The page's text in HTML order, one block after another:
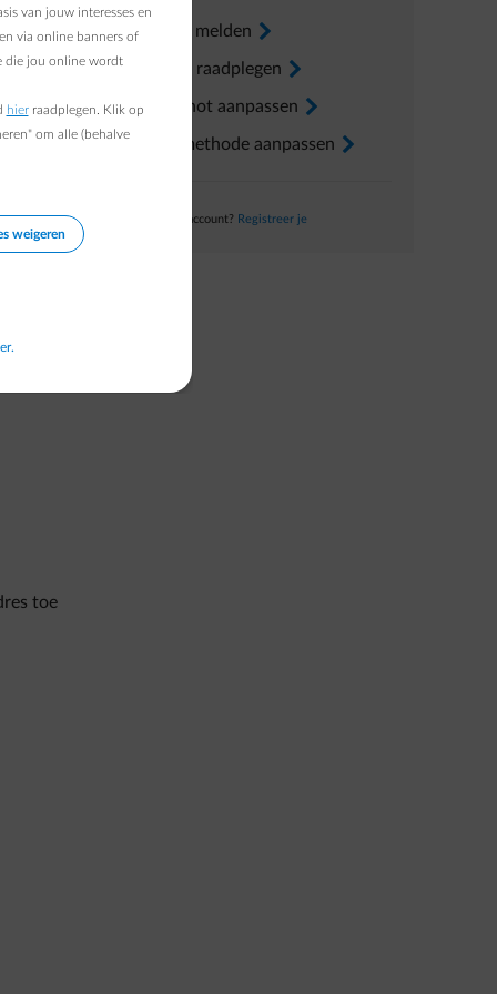
toe
Verhuis melden arrow-right
Factuur raadplegen arrow-right
Voorschot aanpassen arrow-right
Betaalmethode aanpassen arrow-right
Nog geen account? Registreer je
van jouw interesses en
via online banners of
die jou online wordt
hierraadplegen. Klik op
om alle (behalve
weigeren